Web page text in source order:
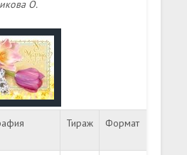
О.
Тираж Формат